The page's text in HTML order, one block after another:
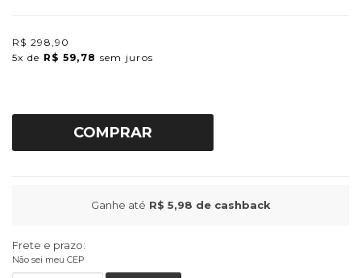
R$ 298,90
5x de R$ 59,78 sem juros
COMPRAR
Ganhe até R$ 5,98 de cashback
Frete e prazo:
Não sei meu CEP